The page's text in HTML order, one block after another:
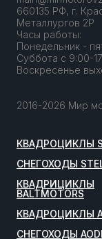
660135 РФ, г.
Металлургов 2Р
Часы работы:
Понедельник -
Суббота с 9:00-
Воскресенье
2016-2026 Мир
КВАДРОЦИКЛЫ
СНЕГОХОДЫ
КВАДРИЦИКЛЫ
BALTMOTORS
КВАДРОЦИКЛЫ
СНЕГОХОДЫ